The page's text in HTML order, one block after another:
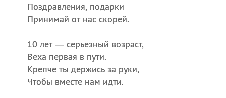
Поздравления, подарки
Принимай от нас скорей.
10 лет — серьезный возраст,
Веха первая в пути.
Крепче ты держись за руки,
Чтобы вместе нам идти.
09.08
ИМЕНА
Сегодня празднуют именины